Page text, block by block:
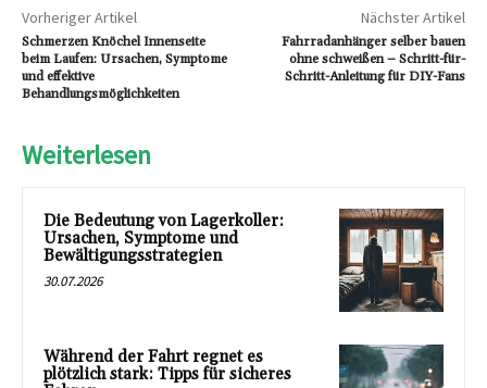
Vorheriger Artikel
Schmerzen Knöchel Innenseite
beim Laufen: Ursachen, Symptome
und effektive
Behandlungsmöglichkeiten
Nächster Artikel
Fahrradanhänger selber bauen
ohne schweißen – Schritt-für-
Schritt-Anleitung für DIY-Fans
Weiterlesen
Die Bedeutung von Lagerkoller:
Ursachen, Symptome und
Bewältigungsstrategien
30.07.2026
Während der Fahrt regnet es
plötzlich stark: Tipps für sicheres